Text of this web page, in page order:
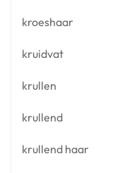
kroeshaar
kruidvat
krullen
krullend
krullend haar